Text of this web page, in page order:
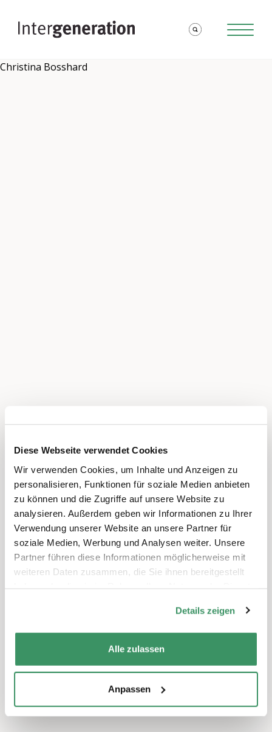
Diese Webseite verwendet Cookies
Wir verwenden Cookies, um Inhalte und Anzeigen zu
personalisieren, Funktionen für soziale Medien anbieten
zu können und die Zugriffe auf unsere Website zu
analysieren. Außerdem geben wir Informationen zu Ihrer
Verwendung unserer Website an unsere Partner für
soziale Medien, Werbung und Analysen weiter. Unsere
Partner führen diese Informationen möglicherweise mit
weiteren Daten zusammen, die Sie ihnen bereitgestellt
Details zeigen
Alle zulassen
Anpassen
Christina Bosshard